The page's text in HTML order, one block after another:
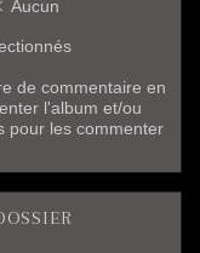
Aucun
de commentaire en
l'album et/ou
pour les commenter